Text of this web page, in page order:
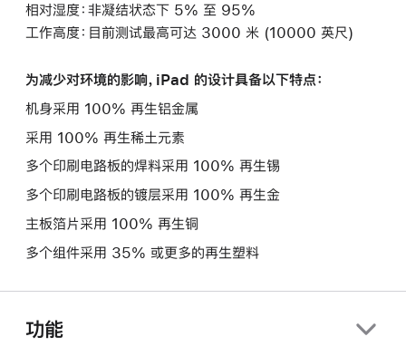
相对湿度：非凝结状态下 5% 至 95%
工作高度：目前测试最高可达 3000 米 (10000 英尺)
为减少对环境的影响，iPad 的设计具备以下特点：
机身采用 100% 再生铝金属
采用 100% 再生稀土元素
多个印刷电路板的焊料采用 100% 再生锡
多个印刷电路板的镀层采用 100% 再生金
主板箔片采用 100% 再生铜
多个组件采用 35% 或更多的再生塑料
功能